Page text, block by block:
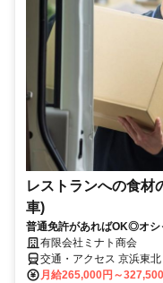
レストランへの食材
車)
普通免許があればOK◎オシ
有限会社ミナト商会
交通・アクセス 京浜東
徒歩17分
月給265,000円～